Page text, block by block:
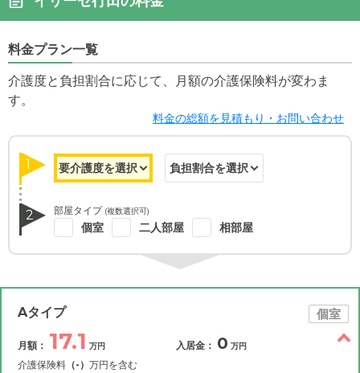
料金プラン一覧
介護度と負担割合に応じて、月額の介護保険料が変わま
す。
料金の総額を見積もり・お問い合わせ
1
2 部屋タイプ (複数選択可)
個室 二人部屋 相部屋
Aタイプ 個室
月額： 17.1 万円
介護保険料 （-） 万円を含む
入居金： 0 万円